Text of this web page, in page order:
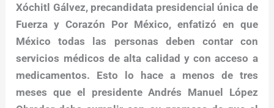
Xóchitl Gálvez, precandidata presidencial única de
Fuerza y Corazón Por México, enfatizó en que
México todas las personas deben contar con
servicios médicos de alta calidad y con acceso a
medicamentos. Esto lo hace a menos de tres
meses que el presidente Andrés Manuel López